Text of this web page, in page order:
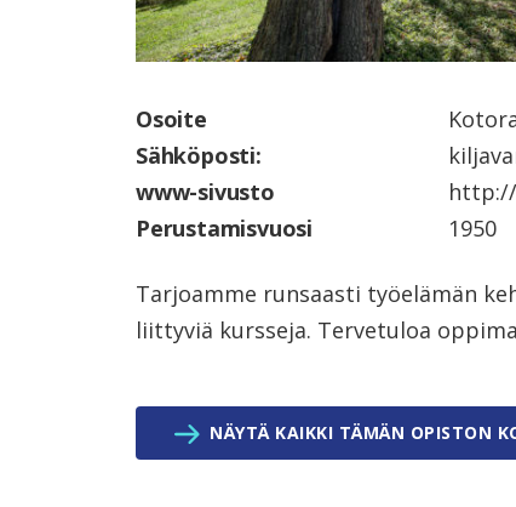
Osoite
Sähköposti:
www-sivusto
Perustamisvuosi
1950
Tarjoamme runsaasti työelämän
liittyviä kursseja. Tervetuloa
NÄYTÄ KAIKKI TÄMÄN OPISTON